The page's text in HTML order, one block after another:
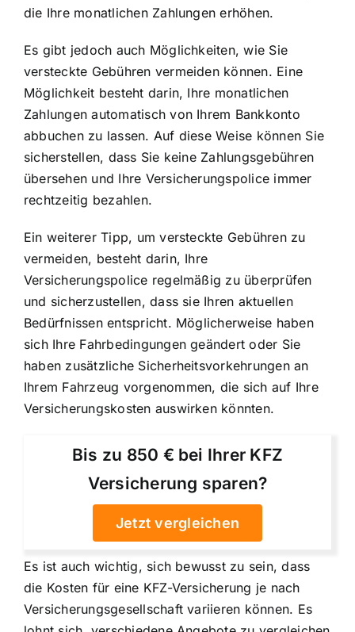
die Ihre monatlichen Zahlungen erhöhen.
Es gibt jedoch auch Möglichkeiten, wie Sie
versteckte Gebühren vermeiden können. Eine
Möglichkeit besteht darin, Ihre monatlichen
Zahlungen automatisch von Ihrem Bankkonto
abbuchen zu lassen. Auf diese Weise können Sie
sicherstellen, dass Sie keine Zahlungsgebühren
übersehen und Ihre Versicherungspolice immer
rechtzeitig bezahlen.
Ein weiterer Tipp, um versteckte Gebühren zu
vermeiden, besteht darin, Ihre
Versicherungspolice regelmäßig zu überprüfen
und sicherzustellen, dass sie Ihren aktuellen
Bedürfnissen entspricht. Möglicherweise haben
sich Ihre Fahrbedingungen geändert oder Sie
haben zusätzliche Sicherheitsvorkehrungen an
Ihrem Fahrzeug vorgenommen, die sich auf Ihre
Versicherungskosten auswirken könnten.
Bis zu 850 € bei Ihrer KFZ
Versicherung sparen?
Jetzt vergleichen
Es ist auch wichtig, sich bewusst zu sein, dass
die Kosten für eine KFZ-Versicherung je nach
Versicherungsgesellschaft variieren können. Es